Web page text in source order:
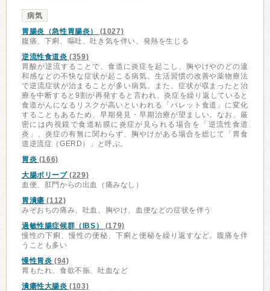
病気
胃腸炎（急性胃腸炎）
(1027)
腹痛、下痢、嘔吐、吐き気を伴い、発熱を生じる
逆流性食道炎 (359)
胃酸が逆流することで、食道に炎症を起こし、胸やけやのどの違
和感などの不快な症状が起こる病気。生活習慣の改善や薬物療法
で逆流症状が治まることが多い病気。また、症状が収まったと治
療を中断すると9割が再発すると言われ、炎症を繰り返していると
食道がんになるリスクが高いといわれる「バレット食道」に変化
することもあるため、早期発見・早期治療が望ましい。なお、厳
密には内視鏡で食道粘膜に炎症が見られる場合を「逆流性食道
炎」、炎症の有無に関わらず、胸やけがある場合を総じて「胃食
道逆流症（GERD）」と呼ぶ。
胃炎 (166)
大腸ポリープ(229)
血便、肛門からの出血（痛みなし）
胃潰瘍 (112)
みぞおちの痛み、吐血、胸やけ、血便などの症状を伴う
過敏性腸症候群（IBS）
(179)
慢性の下痢、慢性の便秘、下痢と便秘を繰り返すなど。腹痛を伴
うことも多い
慢性胃炎 (94)
胃もたれ、食欲不振、吐血など
潰瘍性大腸炎 (103)